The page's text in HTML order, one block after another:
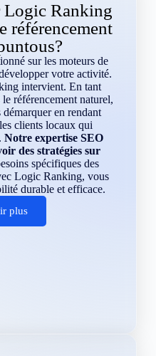
Ranking
référencement
sur les moteurs de
votre activité.
intervient. En tant
le référencement naturel,
en rendant
clients locaux qui
Notre expertise SEO
des stratégies sur
spécifiques des
Logic Ranking, vous
durable et efficace.
plus